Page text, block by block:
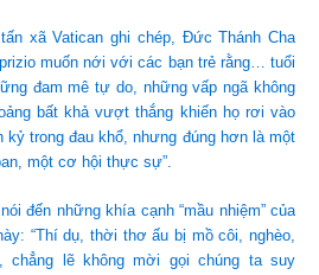
xã Vatican ghi chép, Đức Thánh Cha
muốn nới với các bạn trẻ rằng… tuổi
đam mê tự do, những vấp ngã không
bất khả vượt thắng khiến họ rơi vào
trong đau khổ, nhưng đúng hơn là một
một cơ hội thực sự”.
đến những khía cạnh “mầu nhiệm” của
“Thí dụ, thời thơ ấu bị mồ côi, nghèo,
chẳng lẽ không mời gọi chúng ta suy